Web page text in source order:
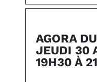
AGORA
JEUDI 30
19H30 À